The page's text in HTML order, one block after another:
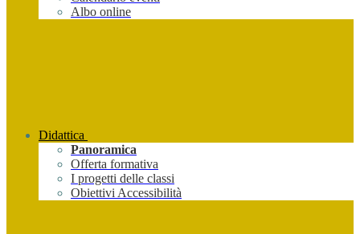
Albo online
Didattica
Panoramica
Offerta formativa
I progetti delle classi
Obiettivi Accessibilità